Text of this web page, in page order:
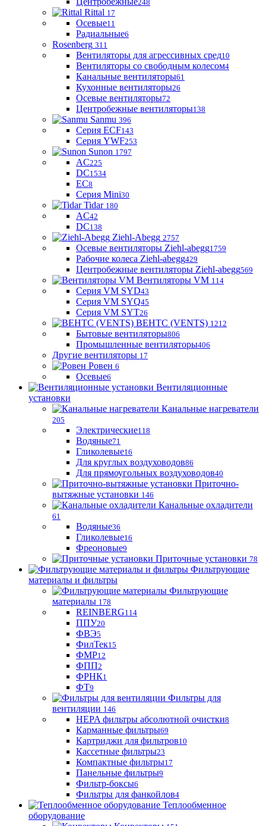
248
Rittal 17
Осевые11
Радиальные6
Rosenberg 311
Вентиляторы для агрессивных сред10
Вентиляторы со свободным колесом4
Канальные вентиляторы61
Кухонные вентиляторы26
Осевые вентиляторы72
Центробежные вентиляторы138
Sanmu 396
Серия ECF143
Серия YWF253
Sunon 1797
AC225
DC1534
EC8
Серия Mini30
Tidar 180
AC42
DC138
Ziehl-Abegg 2757
Осевые вентиляторы Ziehl-abegg1759
Рабочие колеса Ziehl-abegg429
Центробежные вентиляторы Ziehl-abegg569
Вентиляторы VM 114
Серия VM SYD43
Серия VM SYQ45
Серия VM SYT26
ВЕНТС (VENTS) 1212
Бытовые вентиляторы806
Промышленные вентиляторы406
Другие вентиляторы 17
Ровен 6
Осевые6
Вентиляционные
установки
Канальные нагреватели
205
Электрические118
Водяные71
Гликолевые16
Для круглых воздуховодов86
Для прямоугольных воздуховодов40
Приточно-
вытяжные установки 146
Канальные охладители
61
Водяные36
Гликолевые16
Фреоновые9
Приточные установки 78
Фильтрующие
материалы и фильтры
Фильтрующие
материaлы 178
REINBERG114
ППУ20
ФВЭ5
ФилТек15
ФМР12
ФПП2
ФРНК1
ФТ9
Фильтры для
вентиляции 146
HEPA фильтры абсолютной очистки8
Карманные фильтры69
Картриджи для фильтров10
Кассетные фильтры23
Компактные фильтры17
Панельные фильтры9
Фильтр-боксы6
Фильтры для фанкойлов4
Теплообменное
оборудование